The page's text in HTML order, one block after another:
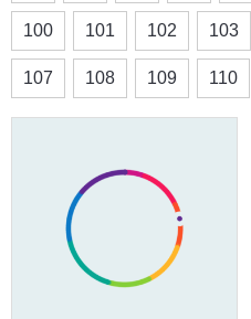
100 101 102 103
107 108 109 110